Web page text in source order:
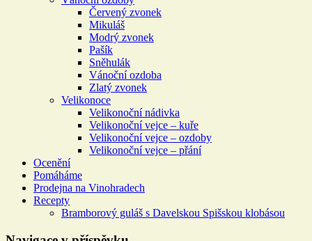
Červený zvonek
Mikuláš
Modrý zvonek
Pašík
Sněhulák
Vánoční ozdoba
Zlatý zvonek
Velikonoce
Velikonoční nádivka
Velikonoční vejce – kuře
Velikonoční vejce – ozdoby
Velikonoční vejce – přání
Ocenění
Pomáháme
Prodejna na Vinohradech
Recepty
Bramborový guláš s Davelskou Spišskou klobásou